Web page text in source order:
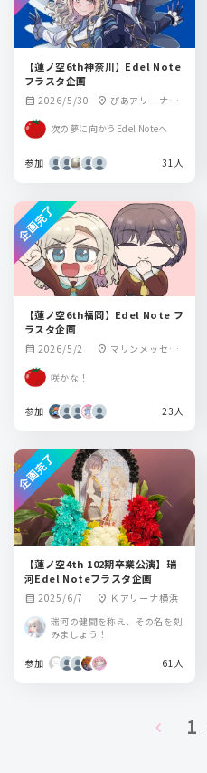
【蓮ノ空6th神奈川】Edel Note
フラスタ企画
calendar_month 2026/5/30 location_on ぴあアリーナM
次の夢に向かうEdel Noteへ
参加 31人
【蓮ノ空6th福岡】Edel Note フ
ラスタ企画
calendar_month 2026/5/2 location_on マリンメッセ福
咲かな！
参加 23人
企画完了
【蓮ノ空4th 102期卒業公演】瑞
河Edel Noteフラスタ企画
calendar_month 2025/6/7 location_on Ｋアリーナ横浜
瑞河の健闘を称え、その名を刻
みましょう！
参加 61人
企画完了
chevron_left 1